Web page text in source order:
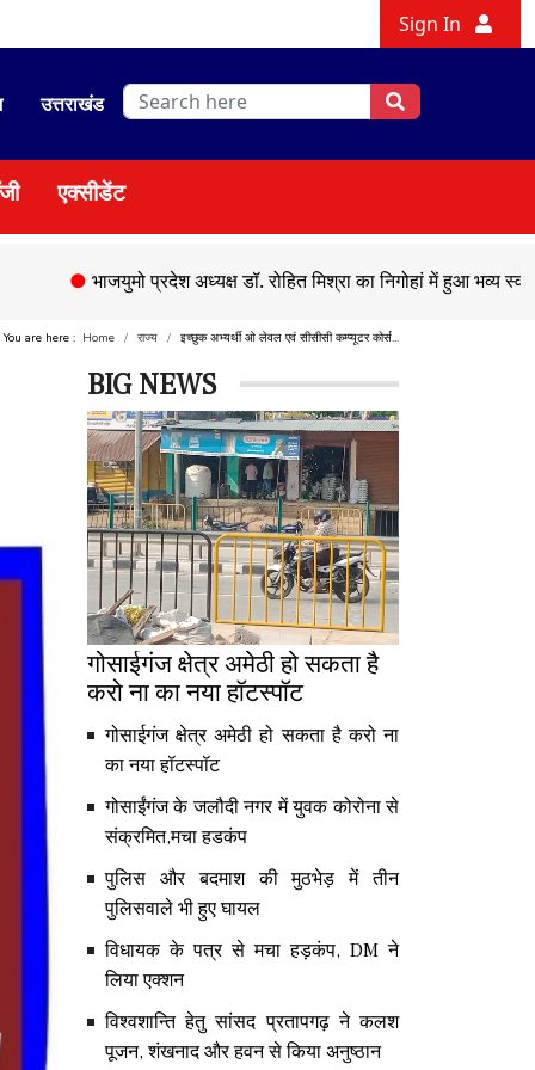
Sign In
उत्तराखंड
एक्सीडेंट
भाजयुमो प्रदेश अध्यक्ष डॉ. रोहित मिश्रा का निगोहां में हुआ भव्य स्वागत ●
You are here : Home राज्य इच्छुक अभ्यर्थी ओ लेवल एवं सीसीसी कम्प्यूटर कोर्स...
BIG NEWS
गोसाईगंज क्षेत्र अमेठी हो सकता है
करो ना का नया हॉटस्पॉट
गोसाईगंज क्षेत्र अमेठी हो सकता है करो ना
का नया हॉटस्पॉट
गोसाईंगंज के जलौदी नगर में युवक कोरोना से
संक्रमित,मचा हडकंप
पुलिस और बदमाश की मुठभेड़ में तीन
पुलिसवाले भी हुए घायल
विधायक के पत्र से मचा हड़कंप, DM ने
लिया एक्शन
विश्वशान्ति हेतु सांसद प्रतापगढ़ ने कलश
पूजन, शंखनाद और हवन से किया अनुष्ठान